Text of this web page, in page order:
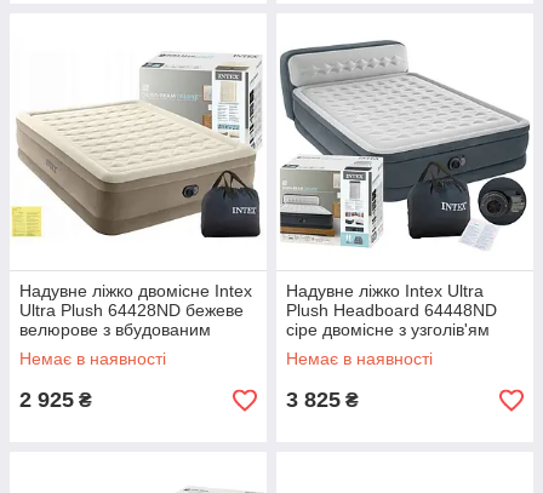
Надувне ліжко двомісне Intex
Ultra Plush 64428ND бежеве
велюрове з вбудованим
електронасосом 152х203х46
см
Немає в наявності
2 925 ₴
Надувне ліжко Intex Ultra
Plush Headboard 64448ND
сіре двомісне з узголів'ям
152х236х46/86 см з
вбудованим насосом та
Немає в наявності
3 825 ₴